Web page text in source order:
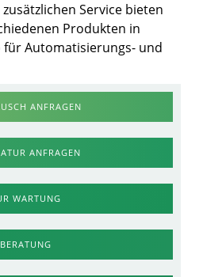
Service bieten
Produkten in
für Automatisierungs- und
ANFRAGEN
ANFRAGEN
WARTUNG
BERATUNG